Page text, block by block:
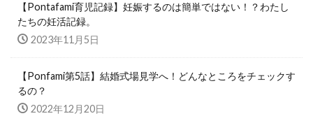
【Pontafami育児記録】妊娠するのは簡単ではない！？わたし
たちの妊活記録。
2023年11月5日
【Ponfami第5話】結婚式場見学へ！どんなところをチェックす
るの？
2022年12月20日